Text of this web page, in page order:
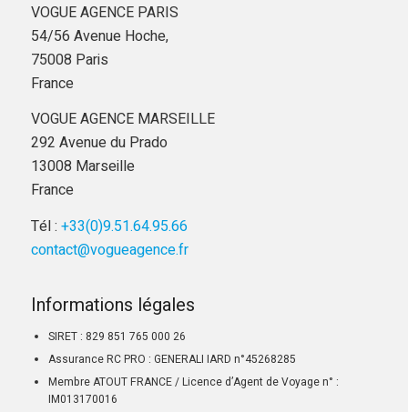
VOGUE AGENCE PARIS
54/56 Avenue Hoche,
75008 Paris
France
VOGUE AGENCE MARSEILLE
292 Avenue du Prado
13008 Marseille
France
Tél : +33(0)9.51.64.95.66
contact@vogueagence.fr
Informations légales
SIRET : 829 851 765 000 26
Assurance RC PRO : GENERALI IARD n°45268285
Membre ATOUT FRANCE / Licence d’Agent de Voyage n° :
IM013170016